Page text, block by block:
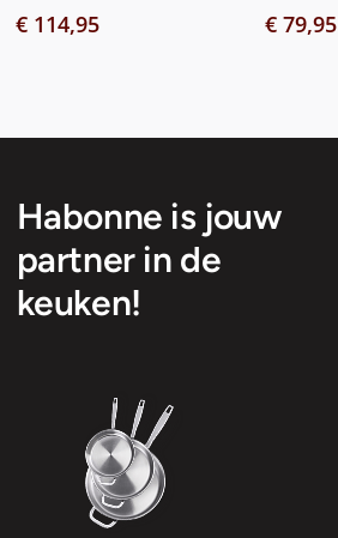
€ 114,95 € 79,95
Habonne is jouw
partner in de
keuken!